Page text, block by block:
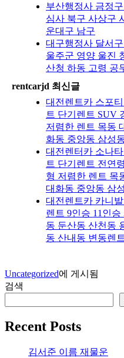
부산행정사 금정
심사 북구 사상구
운대구 남구
대구행정사 달서
울주군 영양 울진
산청 하동 고령 공
rentcarjd 최신글
대전렌트카 스포
트 단기렌트 SUV
저렴한 렌트 목동
화동 중앙동 삼성
대전렌터카 소나
트 단기렌트 전연
형 저렴한 렌트 목
대화동 중앙동 삼
대전렌트카 카니
렌트 9인승 11인
동 둔산동 산천동
동 산내동 변동렌
Uncategorized에 게시됨
검색
Recent Posts
김서준 이름 재물운